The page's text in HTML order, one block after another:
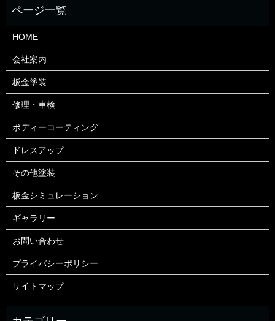
HOME
会社案内
板金塗装
修理・車検
ボディーコーティング
ドレスアップ
その他塗装
板金シミュレーション
ギャラリー
お問い合わせ
プライバシーポリシー
サイトマップ